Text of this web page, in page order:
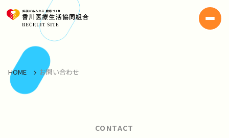
HOME お問い合わせ
CONTACT